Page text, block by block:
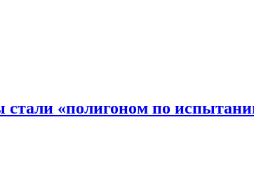
«полигоном по